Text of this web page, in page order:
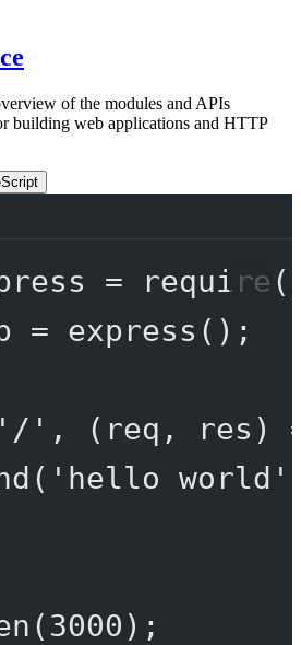
of the modules and APIs
building web applications and HTTP
= require (
= express ();
'/' , ( req , res )
( 'hello world'
(3000 );